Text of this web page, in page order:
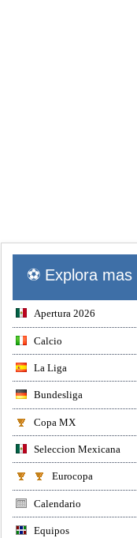
⚽ Explora
Apertura 2026
Calcio
La Liga
Bundesliga
Copa MX
Seleccion Mexicana
Eurocopa
Calendario
Equipos